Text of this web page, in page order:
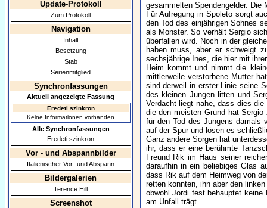
Update-Protokoll
Zum Protokoll
Navigation
Inhalt
Besetzung
Stab
Serienmitglied
Synchronfassungen
Aktuell angezeigte Fassung
Eredeti szinkron
Keine Informationen vorhanden
Alle Synchronfassungen
Eredeti szinkron
Vor - und Abspannbilder
Italienischer Vor- und Abspann
Bildergalerien
Terence Hill
Screenshot
gesammelten Spendengelder. Die
Für Aufregung in Spoleto sorgt
den Tod des einjährigen Sohnes
als Monster. So verhält Sergio
überfallen wird. Noch in der
haben muss, aber er schweigt
sechsjährige Ines, die hier mit
Heim kommt und nimmt die
mittlerweile verstorbene Mutter
sind derweil in erster Linie seine
des kleinen Jungen litten und
Verdacht liegt nahe, dass dies
die den meisten Grund hat
für den Tod des Jungens damals
auf der Spur und lösen es
Ganz andere Sorgen hat
ihr, dass er eine berühmte
Freund Rik im Haus seiner
daraufhin in ein beliebiges Glas
dass Rik auf dem Heimweg von
retten konnten, ihn aber den
obwohl Jordi fest behauptet
am Unfall trägt.